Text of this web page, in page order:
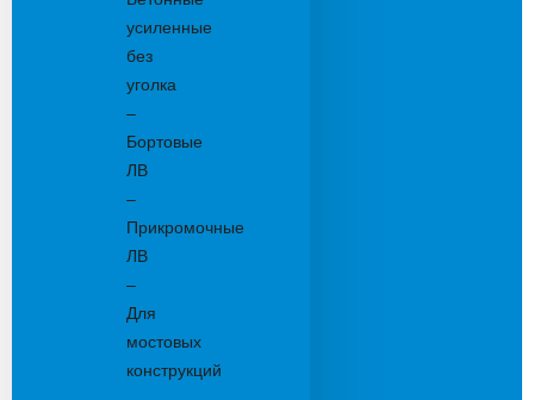
усиленные
без
уголка
–
Бортовые
ЛВ
–
Прикромочные
ЛВ
–
Для
мостовых
конструкций